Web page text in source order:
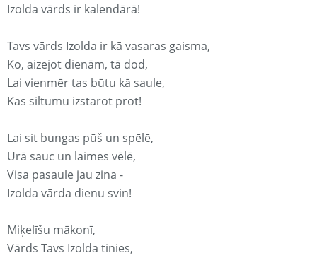
Izolda vārds ir kalendārā!
Tavs vārds Izolda ir kā vasaras gaisma,
Ko, aizejot dienām, tā dod,
Lai vienmēr tas būtu kā saule,
Kas siltumu izstarot prot!
Lai sit bungas pūš un spēlē,
Urā sauc un laimes vēlē,
Visa pasaule jau zina -
Izolda vārda dienu svin!
Miķelīšu mākonī,
Vārds Tavs Izolda tinies,